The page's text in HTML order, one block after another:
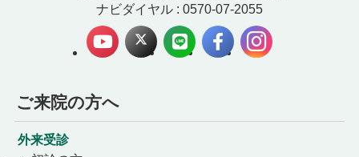
ナビダイヤル : 0570-07-2055
ご来院の方へ
外来受診